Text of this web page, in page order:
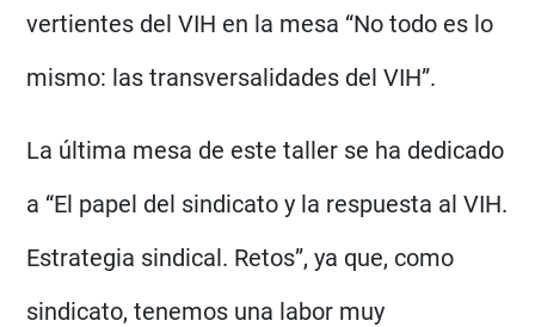
vertientes del VIH en la mesa “No todo es lo
mismo: las transversalidades del VIH”.
La última mesa de este taller se ha dedicado
a “El papel del sindicato y la respuesta al VIH.
Estrategia sindical. Retos”, ya que, como
sindicato, tenemos una labor muy